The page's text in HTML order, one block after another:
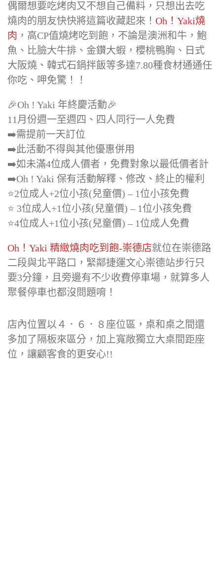
偶爾想要吃烤肉又不想自己備料，只想出去吃
燒肉的朋友快快將這篇收藏起來！ Oh！Yaki燒
肉 ，高CP值燒烤吃到飽，不論是澳洲和牛，鮑
魚、比臉大牛排、金鑽大蝦，櫻桃鴨胸、日式
大阪燒、韓式石鍋拌飯等多達7.80種食材通通任
你吃、呷免驚！！
🎉Oh ! Yaki 年終慶活動🎉
11月份週一至週四、四人同行一人免費
➡️需提前一天訂位
➡️此活動不得與其他優惠併用
➡️如未滿4位成人價者，免費對象以最低價者計
➡️Oh ! Yaki 保有活動解釋、修改、終止的權利
⭐️2位成人+2位小孩(兒童價) – 1位小孩免費
⭐️ 3位成人+1位小孩(兒童價) – 1位小孩免費
⭐️4位成人+1位小孩(兒童價) – 1位成人免費
Oh！Yaki 精緻燒肉吃到飽-崇德店就位在崇德路
二段與北平路口，緊鄰捷運文心崇德站步行只
要3分鐘，且旁邊有不少收費停車場，就算多人
聚餐停車也都沒問題唷！
店內位置以４．６．８座位區，桌和桌之間還
多加了隔板來區分，加上寬敞獨立大桌間距座
位，讓顧客食的更安心!!